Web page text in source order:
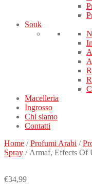
Souk
Macelleria
Ingrosso
Chi siamo
Contatti
Home /Profumi Arabi /
Spray / Armaf, Effects Of
€34,99